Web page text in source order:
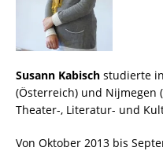
Susann Kabisch studierte
(Österreich) und Nijmegen
Theater-, Literatur- und
Von Oktober 2013 bis